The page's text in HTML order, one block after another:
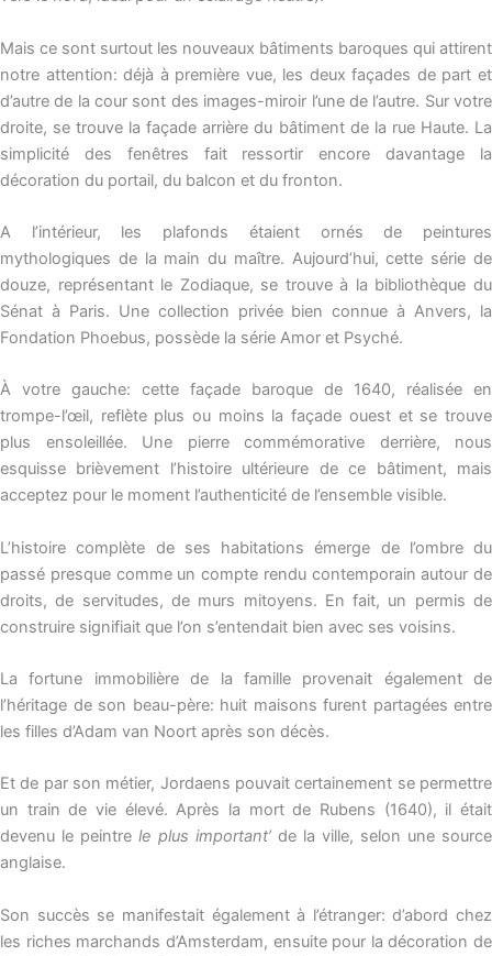
Mais ce sont surtout les nouveaux bâtiments baroques qui attirent
notre attention: déjà à première vue, les deux façades de part et
d’autre de la cour sont des images-miroir l’une de l’autre. Sur votre
droite, se trouve la façade arrière du bâtiment de la rue Haute. La
simplicité des fenêtres fait ressortir encore davantage la
décoration du portail, du balcon et du fronton.
A l’intérieur, les plafonds étaient ornés de peintures
mythologiques de la main du maître. Aujourd’hui, cette série de
douze, représentant le Zodiaque, se trouve à la bibliothèque du
Sénat à Paris. Une collection privée bien connue à Anvers, la
Fondation Phoebus, possède la série Amor et Psyché.
À votre gauche: cette façade baroque de 1640, réalisée en
trompe-l’œil, reflète plus ou moins la façade ouest et se trouve
plus ensoleillée. Une pierre commémorative derrière, nous
esquisse brièvement l’histoire ultérieure de ce bâtiment, mais
acceptez pour le moment l’authenticité de l’ensemble visible.
L’histoire complète de ses habitations émerge de l’ombre du
passé presque comme un compte rendu contemporain autour de
droits, de servitudes, de murs mitoyens. En fait, un permis de
construire signifiait que l’on s’entendait bien avec ses voisins.
La fortune immobilière de la famille provenait également de
l’héritage de son beau-père: huit maisons furent partagées entre
les filles d’Adam van Noort après son décès.
Et de par son métier, Jordaens pouvait certainement se permettre
un train de vie élevé. Après la mort de Rubens (1640), il était
devenu le peintre le plus important’ de la ville, selon une source
anglaise.
Son succès se manifestait également à l’étranger: d’abord chez
les riches marchands d’Amsterdam, ensuite pour la décoration de